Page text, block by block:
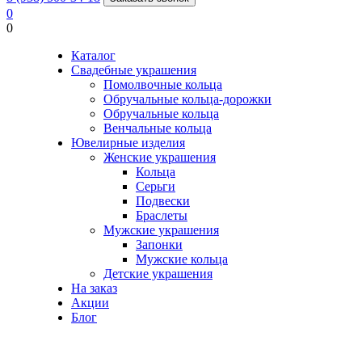
0
0
Каталог
Свадебные украшения
Помолвочные кольца
Обручальные кольца-дорожки
Обручальные кольца
Венчальные кольца
Ювелирные изделия
Женские украшения
Кольца
Серьги
Подвески
Браслеты
Мужские украшения
Запонки
Мужские кольца
Детские украшения
На заказ
Акции
Блог